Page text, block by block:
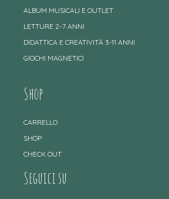
ALBUM MUSICALI E OUTLET
LETTURE 2-7 ANNI
DIDATTICA E CREATIVITÀ 3-11 ANNI
GIOCHI MAGNETICI
Shop
CARRELLO
SHOP
CHECK OUT
Seguici su